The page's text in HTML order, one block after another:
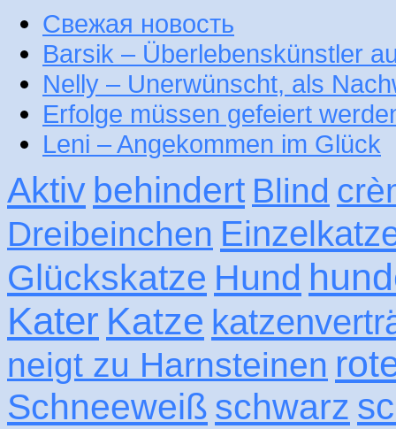
Свежая новость
Barsik – Überlebenskünstler
Nelly – Unerwünscht, als
Erfolge müssen gefeiert
Leni – Angekommen im Glück
Aktiv behindert Blind
Dreibeinchen
Glückskatze Hund
Kater Katze
neigt zu Harnsteinen
Schneeweiß schwarz